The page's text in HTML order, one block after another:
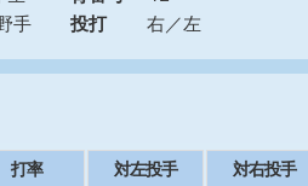
手 投打 右／左
打率 対左投手 対右投手